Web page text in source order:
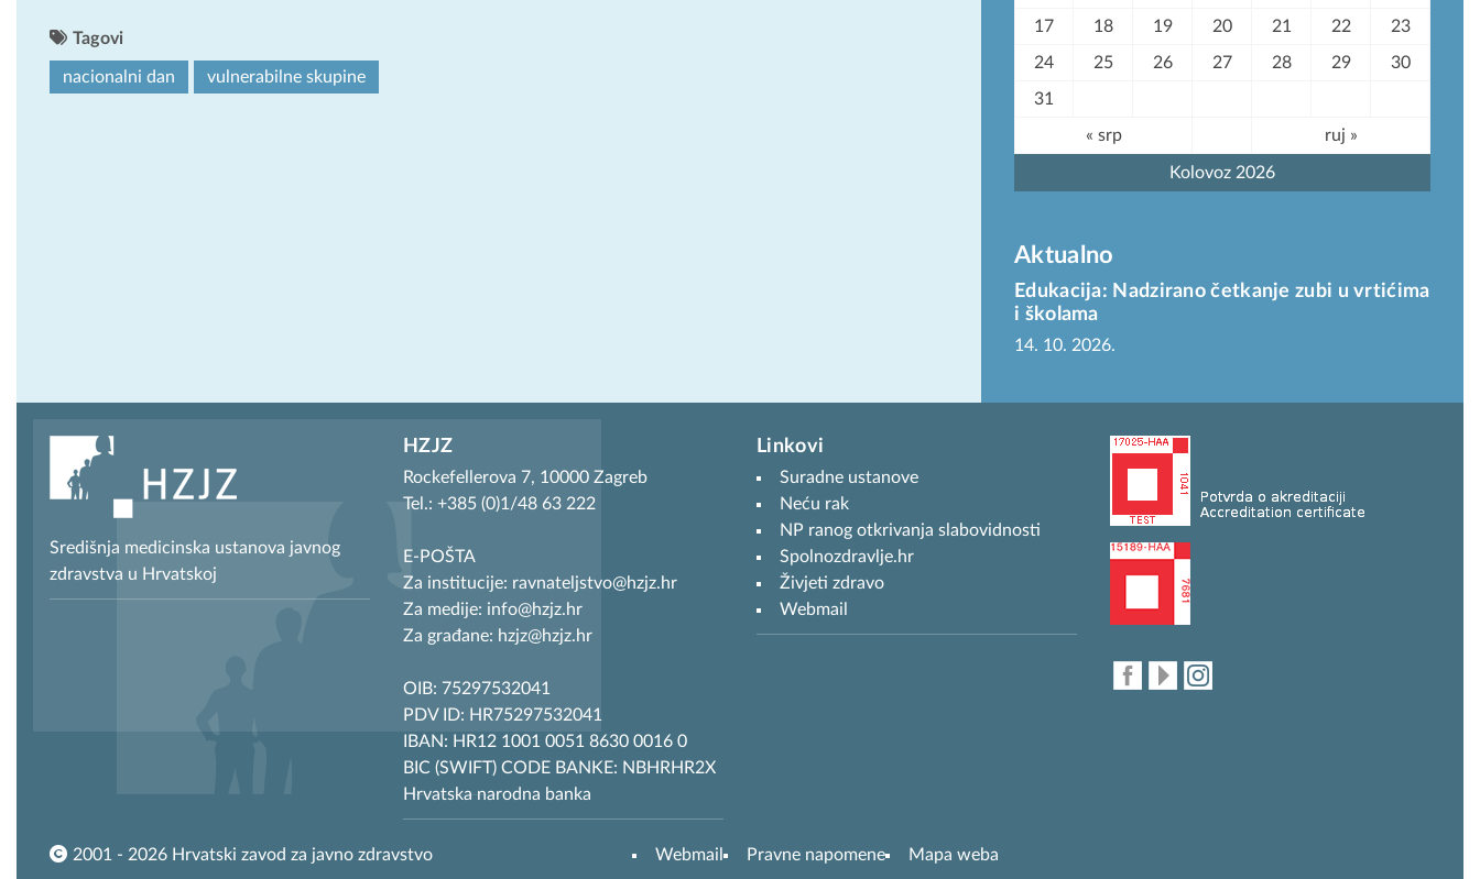
Tagovi
nacionalni dan vulnerabilne skupine
Kolovoz 2026
17 18 19 20 21 22 23
24 25 26 27 28 29 30
31
« srp ruj »
Aktualno
Edukacija: Nadzirano četkanje zubi u vrtićima
i školama
14. 10. 2026.
Središnja medicinska ustanova javnog
zdravstva u Hrvatskoj
HZJZ
Rockefellerova 7, 10000 Zagreb
Tel.: +385 (0)1/48 63 222
E-POŠTA
Za institucije: ravnateljstvo@hzjz.hr
Za medije: info@hzjz.hr
Za građane: hzjz@hzjz.hr
OIB: 75297532041
PDV ID: HR75297532041
IBAN: HR12 1001 0051 8630 0016 0
BIC (SWIFT) CODE BANKE: NBHRHR2X
Hrvatska narodna banka
Linkovi
Suradne ustanove
Neću rak
NP ranog otkrivanja slabovidnosti
Spolnozdravlje.hr
Živjeti zdravo
Webmail
2001 - 2026 Hrvatski zavod za javno zdravstvo Webmail Pravne napomene Mapa weba